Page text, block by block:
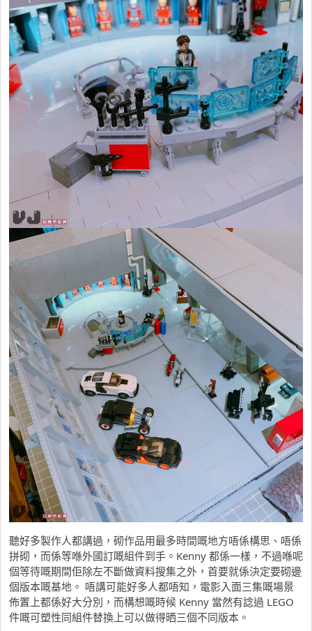
聽好多製作人都講過，砌作品用最多時間嘅地方唔係構思、唔係
拼砌，而係等喺外國訂嘅組件到手。Kenny 都係一樣，不過喺呢
個等待嘅期間佢除左不斷做資料搜集之外，首要就係決定要砌邊
個版本嘅基地。 唔講可能好多人都唔知，電影入面三集嘅場景
佈置上都係好大分別，而構想嘅時候 Kenny 當然有諗過 LEGO
件嘅可塑性同組件替換上可以做得晒三個不同版本。